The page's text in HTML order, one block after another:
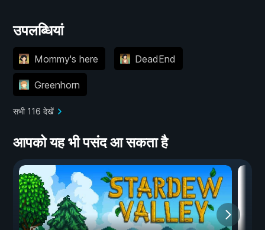
उपलब्धियां
Mommy's here DeadEnd
Greenhorn
सभी 116 देखें
आपको यह भी पसंद आ सकता है